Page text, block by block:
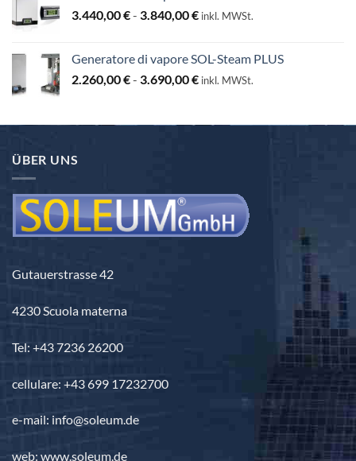
3.440,00€- 3.840,00€Fascia
da
3.440,00 €
inkl. MWSt.
Generatore di vapore SOL-Steam PLUS
2.260,00€- 3.690,00€Fascia
da
inkl. MWSt.
ÜBER UNS
Gutauerstrasse 42
4230 Scuola materna
Tel: +43 7236 26200
cellulare: +43 699 17232700
e-mail: info@soleum.de
web: www.soleum.de